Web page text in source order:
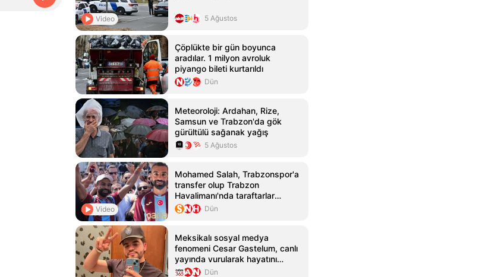
Video 5 Ağustos
Çöplükte bir gün boyunca
aradılar. 1 milyon avroluk
piyango bileti kurtarıldı
Dün
Meteoroloji: Ardahan, Rize,
Samsun ve Trabzon'da gök
gürültülü sağanak yağış
5 Ağustos
Video
Mohamed Salah, Trabzonspor'a
transfer olup Trabzon
Havalimanı'nda taraftarlar
tarafından karşılandı
Dün
Meksikalı sosyal medya
fenomeni Cesar Gastelum, canlı
yayında vurularak hayatını
kaybettiDün